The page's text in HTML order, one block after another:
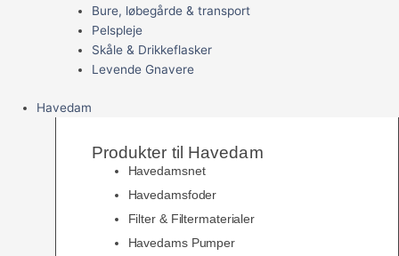
Bure, løbegårde & transport
Pelspleje
Skåle & Drikkeflasker
Levende Gnavere
Havedam
Produkter til Havedam
Havedamsnet
Havedamsfoder
Filter & Filtermaterialer
Havedams Pumper